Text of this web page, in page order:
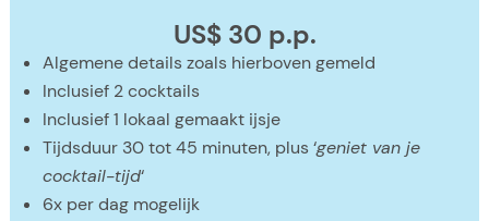
US$ 30 p.p.
Algemene details zoals hierboven gemeld
Inclusief 2 cocktails
Inclusief 1 lokaal gemaakt ijsje
Tijdsduur 30 tot 45 minuten, plus ‘geniet van je
cocktail-tijd‘
6x per dag mogelijk